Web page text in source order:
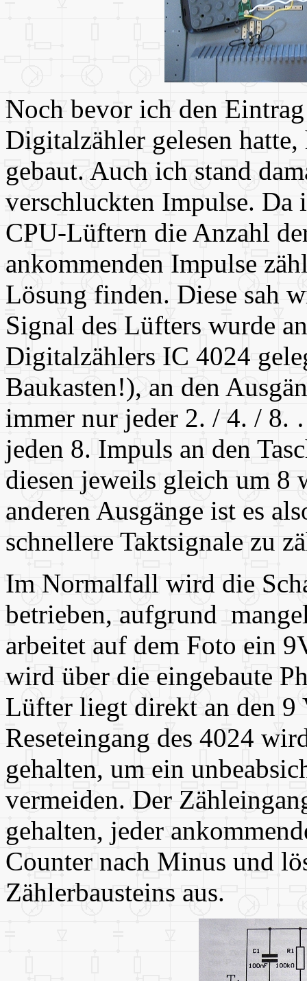
Noch bevor ich den
Digitalzähler gelesen
gebaut. Auch ich stand
verschluckten Impulse. Da
CPU-Lüftern die Anzahl
ankommenden Impulse
Lösung finden. Diese sah
Signal des Lüfters wurde
Digitalzählers IC 4024
Baukasten!), an den
immer nur jeder 2. / 4. / 8.
jeden 8. Impuls an den
diesen jeweils gleich um 8
anderen Ausgänge ist es
schnellere Taktsignale zu
Im Normalfall wird die
betrieben, aufgrund
arbeitet auf dem Foto ein
wird über die eingebaute
Lüfter liegt direkt an den 9
Reseteingang des 4024
gehalten, um ein
vermeiden. Der
gehalten, jeder
Counter nach Minus und
Zählerbausteins aus.